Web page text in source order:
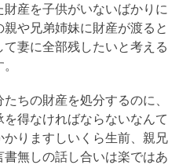
産を子供がいないばかりに
や兄弟姉妹に財産が渡ると
妻に全部残したいと考える
ちの財産を処分するのに、
得なければならないなんて
りますしいくら生前、親兄
無しの話し合いは楽ではあ